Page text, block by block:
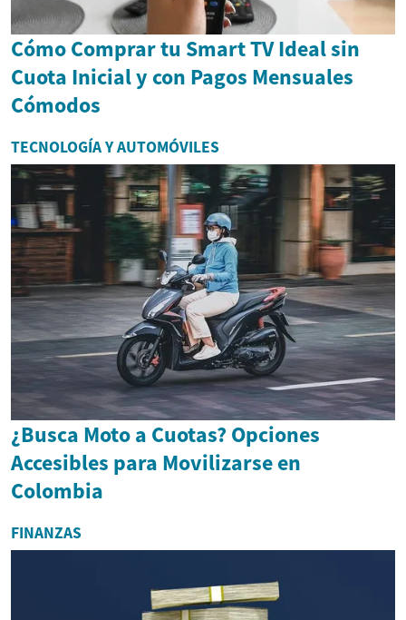
Cómo Comprar tu Smart TV Ideal sin
Cuota Inicial y con Pagos Mensuales
Cómodos
TECNOLOGÍA Y AUTOMÓVILES
¿Busca Moto a Cuotas? Opciones
Accesibles para Movilizarse en
Colombia
FINANZAS